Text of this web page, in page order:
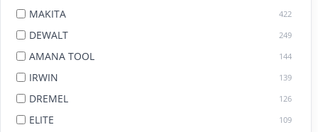
MAKITA 422
DEWALT 249
AMANA TOOL 144
IRWIN 139
DREMEL 126
ELITE 109